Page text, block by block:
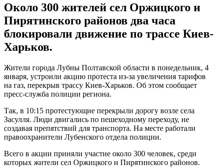
Около 300 жителей сел Оржицкого и
Пирятинского районов два часа
блокировали движение по трассе Киев-
Харьков.
Жители города Лубны Полтавской области в понедельник, 4
января, устроили акцию протеста из-за увеличения тарифов
на газ, перекрыв трассу Киев-Харьков. Об этом сообщает
пресс-служба полиции региона.
Так, в 10:15 протестующие перекрыли дорогу возле села
Засулля. Люди двигались по пешеходному переходу, не
создавая препятствий для транспорта. На месте работали
правоохранители Лубенского отдела полиции.
Всего в акции приняли участие около 300 человек, среди
которых жители сел Оржицкого и Пирятинского районов.